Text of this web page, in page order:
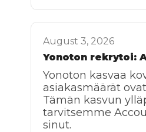
August 3, 2026
Yonoton rekrytoi:
Yonoton kasvaa
asiakasmäärät
Tämän kasvun
tarvitsemme
sinut.